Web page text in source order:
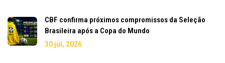
CBF confirma próximos compromissos da Seleção
Brasileira após a Copa do Mundo
30 jul, 2026